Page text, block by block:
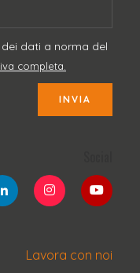
dati a norma del
completa.
INVIA
Lavora con noi